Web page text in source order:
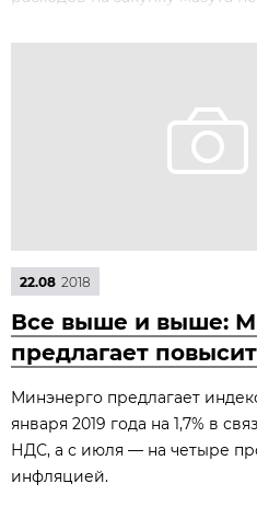
22.08 2018
Все выше и выше:
предлагает
Минэнерго предлагает
января 2019 года на 1,7% в
НДС, а с июля — на четыре
инфляцией.